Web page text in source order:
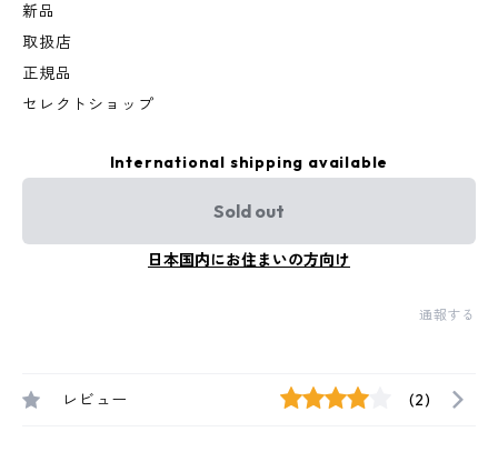
新品
取扱店
正規品
セレクトショップ
International shipping available
Sold out
日本国内にお住まいの方向け
通報する
レビュー (2)